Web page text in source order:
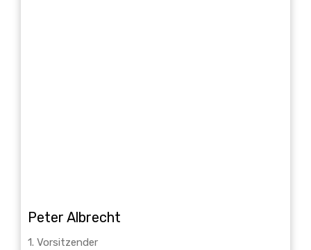
Peter Albrecht
1. Vorsitzender